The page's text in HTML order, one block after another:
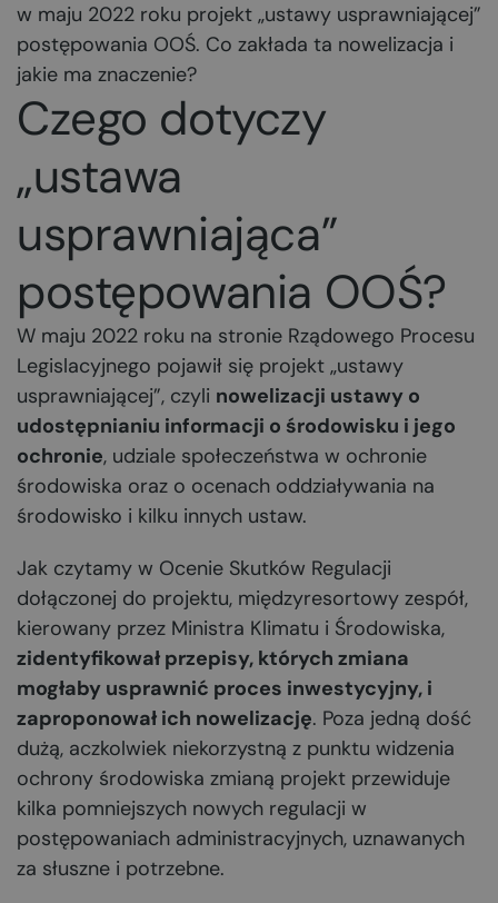
w maju 2022 roku projekt „ustawy usprawniającej”
postępowania OOŚ. Co zakłada ta nowelizacja i
jakie ma znaczenie?
Czego dotyczy
„ustawa
usprawniająca”
postępowania OOŚ?
W maju 2022 roku na stronie Rządowego Procesu
Legislacyjnego pojawił się projekt „ustawy
usprawniającej”, czyli nowelizacji ustawy o
udostępnianiu informacji o środowisku i jego
ochronie, udziale społeczeństwa w ochronie
środowiska oraz o ocenach oddziaływania na
środowisko i kilku innych ustaw.
Jak czytamy w Ocenie Skutków Regulacji
dołączonej do projektu, międzyresortowy zespół,
kierowany przez Ministra Klimatu i Środowiska,
zidentyfikował przepisy, których zmiana
mogłaby usprawnić proces inwestycyjny, i
zaproponował ich nowelizację. Poza jedną dość
dużą, aczkolwiek niekorzystną z punktu widzenia
ochrony środowiska zmianą projekt przewiduje
kilka pomniejszych nowych regulacji w
postępowaniach administracyjnych, uznawanych
za słuszne i potrzebne.